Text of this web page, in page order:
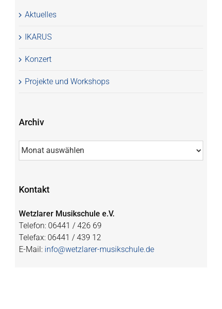
Aktuelles
IKARUS
Konzert
Projekte und Workshops
Archiv
Archiv
Kontakt
Wetzlarer Musikschule e.V.
Telefon: 06441 / 426 69
Telefax: 06441 / 439 12
E-Mail: info@wetzlarer-musikschule.de